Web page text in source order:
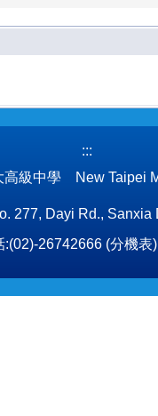
:::
高級中學 New Taipei
277, Dayi Rd.,
:(02)-26742666 (分機表